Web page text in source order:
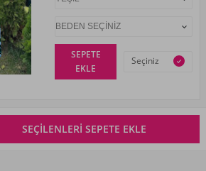
SEPETE
EKLE
Seçiniz
SEÇILENLERI SEPETE EKLE